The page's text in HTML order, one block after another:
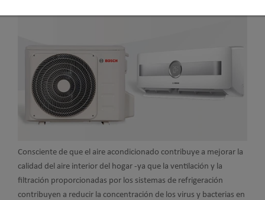
Consciente de que el aire acondicionado contribuye a mejorar la
calidad del aire interior del hogar -ya que la ventilación y la
filtración proporcionadas por los sistemas de refrigeración
contribuyen a reducir la concentración de los virus y bacterias en